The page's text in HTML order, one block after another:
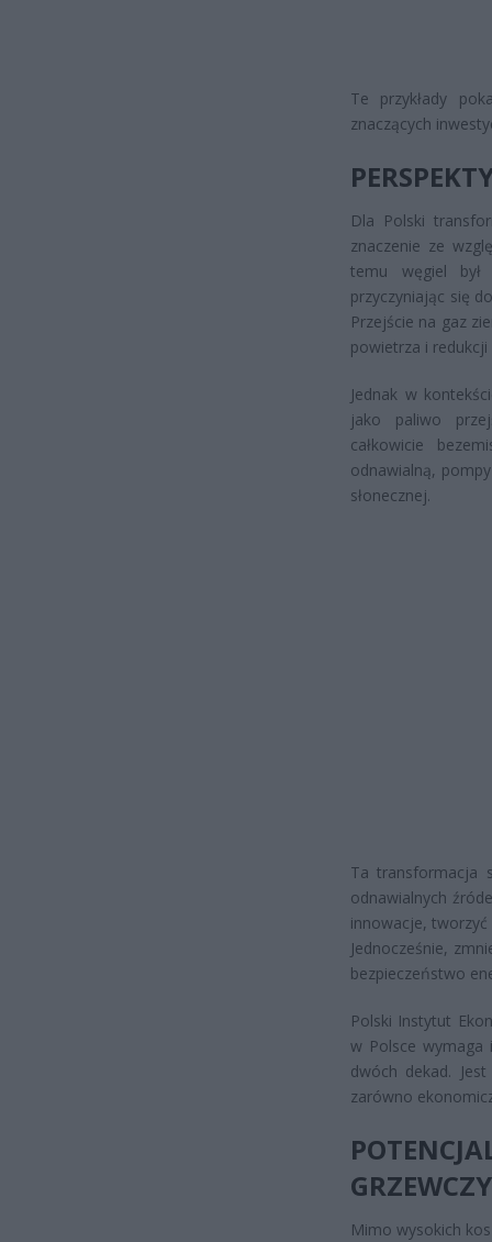
Te przykłady
znaczących
Dla Polski
znaczenie ze
temu węgiel był
przyczyniając się
Przejście na gaz
powietrza i redukcji
Jednak w
jako paliwo
całkowicie
odnawialną,
słonecznej.
Ta transformacja
odnawialnych
innowacje,
Jednocześnie,
bezpieczeństwo
Polski Instytut
w Polsce wymaga
dwóch dekad.
zarówno
Mimo wysokich